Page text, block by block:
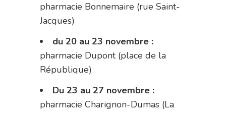
pharmacie Bonnemaire (rue Saint-
Jacques)
du 20 au 23 novembre :
pharmacie Dupont (place de la
République)
Du 23 au 27 novembre :
pharmacie Charignon-Dumas (La